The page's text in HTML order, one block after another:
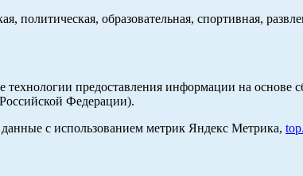
образовательная, спортивная,
предоставления информации на основе
Федерации).
с использованием метрик Яндекс Метрика,